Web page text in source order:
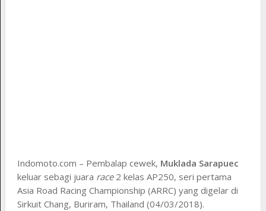
Indomoto.com – Pembalap cewek, Muklada Sarapuec
keluar sebagi juara race2 kelas AP250, seri pertama
Asia Road Racing Championship (ARRC) yang digelar di
Sirkuit Chang, Buriram, Thailand (04/03/2018).